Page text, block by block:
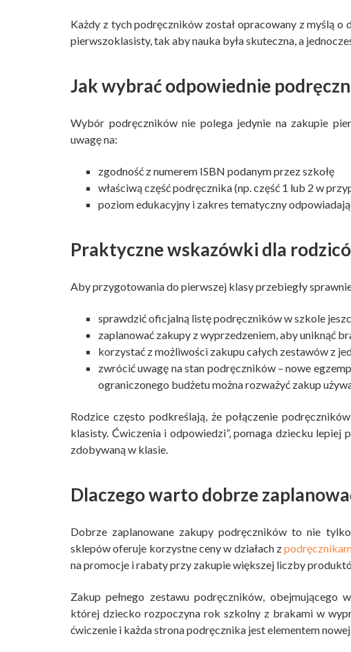
Każdy z tych podręczników został opracowany z myślą
pierwszoklasisty, tak aby nauka była skuteczna, a
Jak wybrać odpowiednie
Wybór podręczników nie polega jedynie na zakupie
uwagę na:
zgodność z numerem ISBN podanym przez szkołę
właściwą część podręcznika (np. część 1 lub 2 w
poziom edukacyjny i zakres tematyczny
Praktyczne wskazówki dla
Aby przygotowania do pierwszej klasy przebiegły
sprawdzić oficjalną listę podręczników w szkole
zaplanować zakupy z wyprzedzeniem, aby uniknąć
korzystać z możliwości zakupu całych zestawów z
zwrócić uwagę na stan podręczników – nowe
ograniczonego budżetu można rozważyć zakup
Rodzice często podkreślają, że połączenie
klasisty. Ćwiczenia i odpowiedzi”, pomaga dziecku
zdobywaną w klasie.
Dlaczego warto dobrze
Dobrze zaplanowane zakupy podręczników to nie
sklepów oferuje korzystne ceny w działach z
na promocje i rabaty przy zakupie większej liczby
Zakup pełnego zestawu podręczników, obejmującego
której dziecko rozpoczyna rok szkolny z brakami w
ćwiczenie i każda strona podręcznika jest elementem